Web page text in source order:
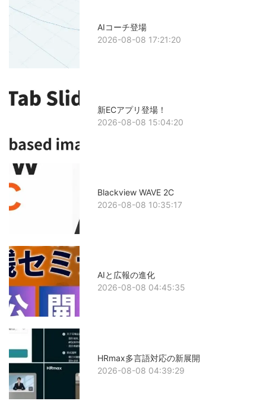
AIコーチ登場
2026-08-08 17:21:20
新ECアプリ登場！
2026-08-08 15:04:20
Blackview WAVE 2C
2026-08-08 10:35:17
AIと広報の進化
2026-08-08 04:45:35
HRmax多言語対応の新展開
2026-08-08 04:39:29